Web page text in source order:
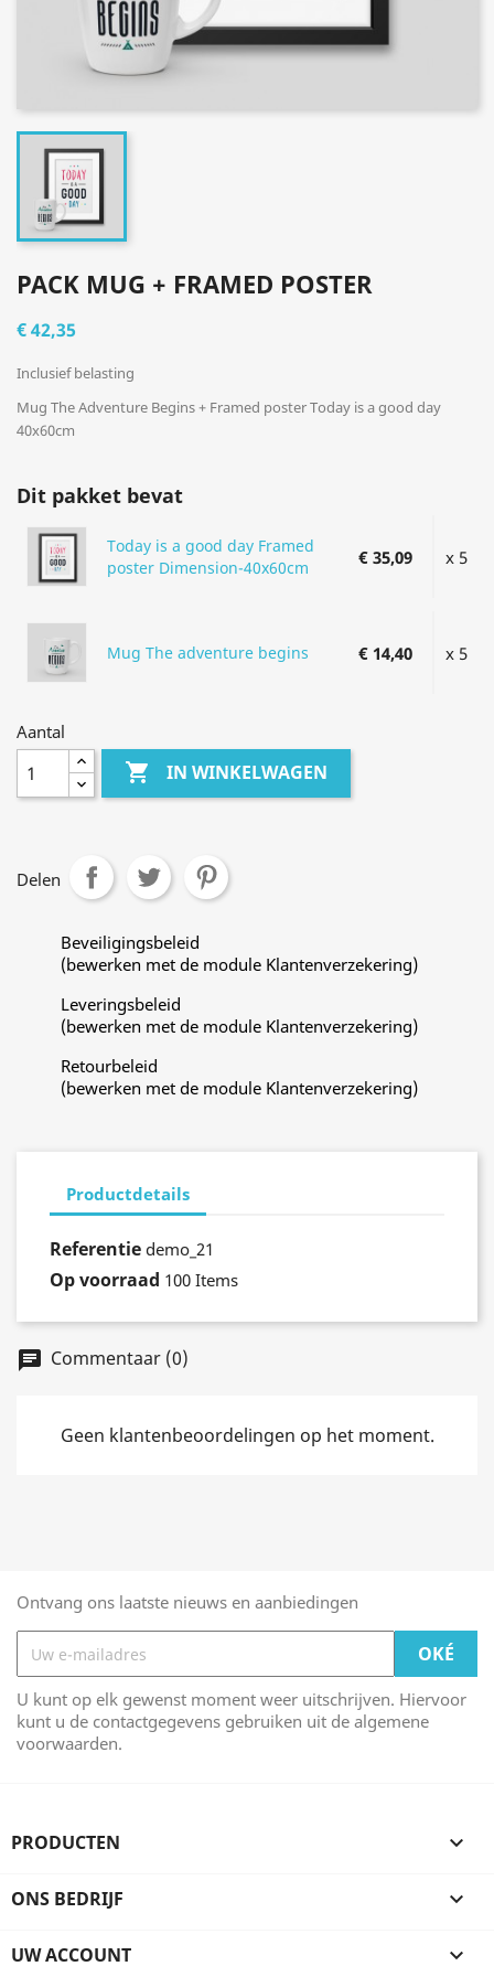
PACK MUG + FRAMED POSTER
€ 42,35
Inclusief belasting
Mug The Adventure Begins + Framed poster Today is a good day
40x60cm
Dit pakket bevat
Today is a good day Framed
poster Dimension-40x60cm
€ 35,09 x 5
Mug The adventure begins € 14,40 x 5
Aantal
 IN WINKELWAGEN
Delen
Beveiligingsbeleid
(bewerken met de module Klantenverzekering)
Leveringsbeleid
(bewerken met de module Klantenverzekering)
Retourbeleid
(bewerken met de module Klantenverzekering)
Productdetails
Referentie demo_21
Op voorraad 100 Items
chat Commentaar (0)
Geen klantenbeoordelingen op het moment.
Ontvang ons laatste nieuws en aanbiedingen
U kunt op elk gewenst moment weer uitschrijven. Hiervoor
kunt u de contactgegevens gebruiken uit de algemene
voorwaarden.
PRODUCTEN 
ONS BEDRIJF 
UW ACCOUNT 